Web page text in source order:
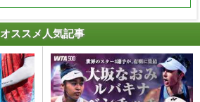
オススメ人気記事